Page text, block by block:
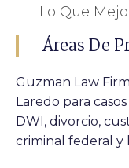
Lo Que
Áreas De
Guzman Law
Laredo para
DWI, divorcio,
criminal federal y